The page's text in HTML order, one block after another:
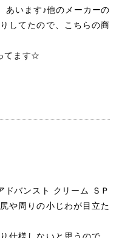
あいます♪他のメーカーの
してたので、こちらの商
てます☆
ドバンスト クリーム ＳＰ
や周りの小じわが目立た